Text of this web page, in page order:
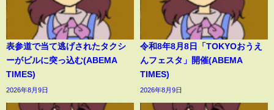
表参道で当て逃げされたタクシ
ーがビルに突っ込む(ABEMA
TIMES)
2026年8月9日
令和8年8月8日「TOKYOおうえ
んフェスタ」開催(ABEMA
TIMES)
2026年8月9日